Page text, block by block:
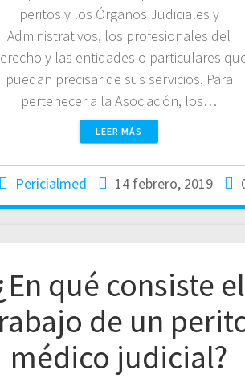
peritos y los Órganos Judiciales y
Administrativos, los profesionales del
y las entidades o particulares
puedan precisar de sus servicios. Para
pertenecer a la Asociación, los…
LEER MÁS
Pericialmed 14 febrero, 2019
qué consiste el
de un
médico judicial?